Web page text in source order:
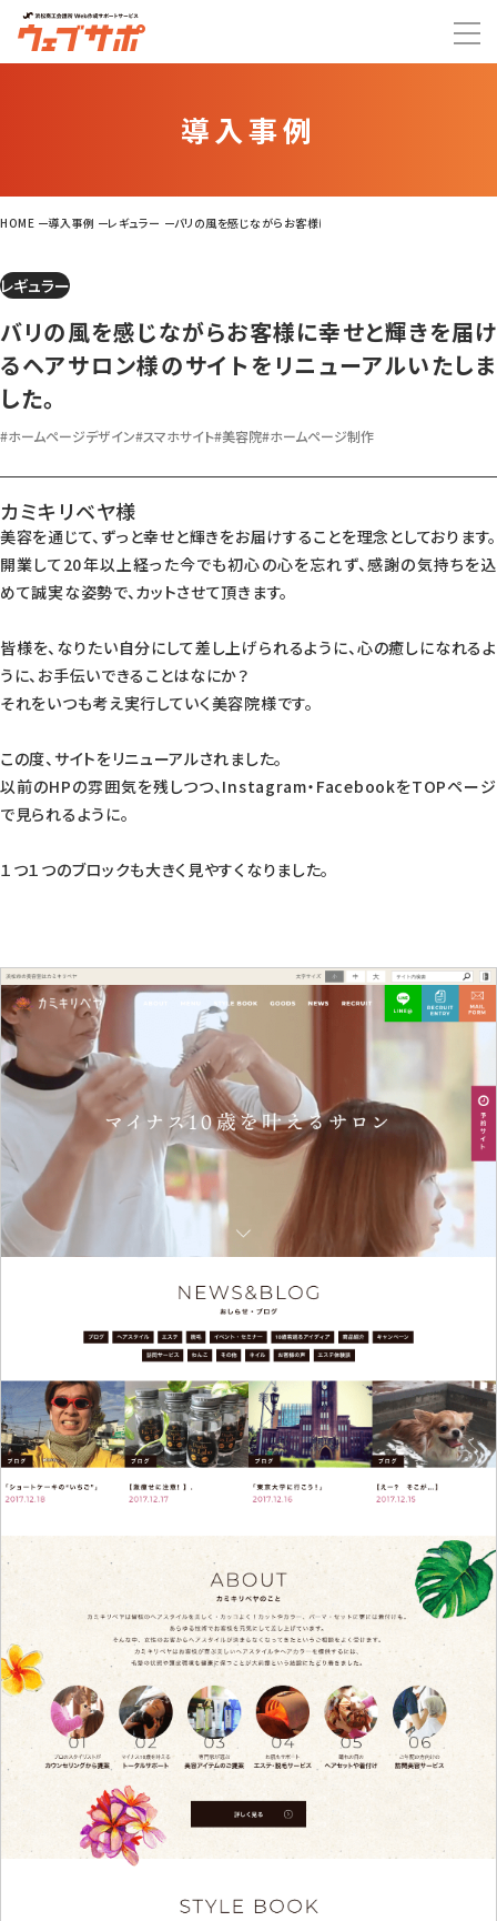
導入事例
HOME 導入事例 レギュラー バリの風を感じながらお客様に幸せと輝きを届けるヘアサロン
レギュラー
バリの風を感じながらお客様に幸せと輝きを届け
るヘアサロン様のサイトをリニューアルいたしま
した。
#ホームページデザイン#スマホサイト#美容院#ホームページ制作
カミキリベヤ様
美容を通じて、ずっと幸せと輝きをお届けすることを理念としております。
開業して20年以上経った今でも初心の心を忘れず、感謝の気持ちを込
めて誠実な姿勢で、カットさせて頂きます。
皆様を、なりたい自分にして差し上げられるように、心の癒しになれるよ
うに、お手伝いできることはなにか？
それをいつも考え実行していく美容院様です。
この度、サイトをリニューアルされました。
以前のHPの雰囲気を残しつつ、Instagram・FacebookをTOPページ
で見られるように。
１つ１つのブロックも大きく見やすくなりました。